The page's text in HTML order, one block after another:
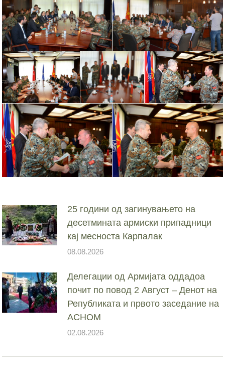
25 години од загинувањето на
десетмината армиски припадници
кај месноста Карпалак
08.08.2026
Делегации од Армијата оддадоа
почит по повод 2 Август – Денот на
Републиката и првото заседание на
АСНОМ
02.08.2026